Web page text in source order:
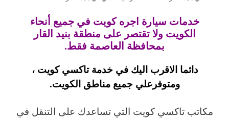
خدمات سيارة اجره كويت في جميع أنحاء
الكويت ولا تقتصر على منطقة بنيد القار
بمحافظة العاصمة فقط.
دائما الاقرب اليك في خدمة تاكسي كويت ،
ومتوفرعلي جميع مناطق الكويت.
مكاتب تاكسي كويت التي تساعدك على التنقل في